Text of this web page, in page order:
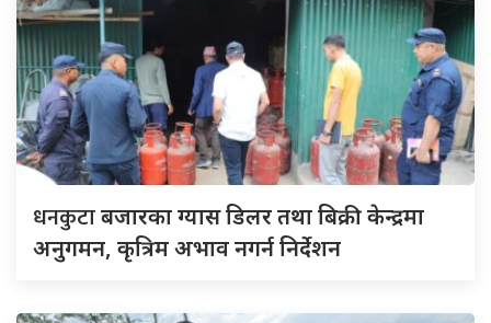
धनकुटाबजारका ग्यास डिलर तथा बिक्री केन्द्रमा
अनुगमन, कृत्रिम अभाव नगर्न निर्देशन